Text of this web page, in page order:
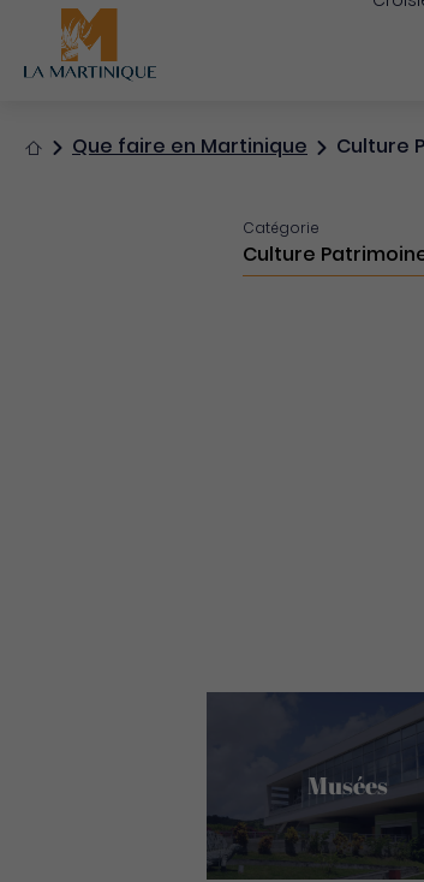
Accueil
Que faire en Martinique Culture
Catégorie
Musées